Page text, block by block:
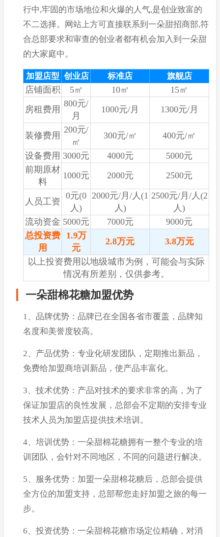
行中,牢固的市场地位和火爆的人气,是创业致富的
不二选择。网站上方可直接联系到一朵甜招商部,符
合总部要求和审查的创业者都有机会加入到一朵甜
的大家庭中。
加盟店型 创业店 标准店 旗舰店
店铺面积 5㎡ 10㎡
15㎡
房租费用
800元/
月
1000元/月 1300元/月
装修费用
200元/
㎡
300元/㎡ 400元/㎡
设备费用 3000元 4000元
5000元
前期原材
料
1000元 2000元 2500元
人员工资
0元(0
人)
2000元/月/人(1
人)
2500元/月/人(2
人)
流动资金 5000元 7000元
9000元
总投资费
用
1.9万
元
2.8万元 3.8万元
以上投资费用以地级城市为例，可能会与实际
情况有所差别，仅供参考。
一朵甜棉花糖加盟优势
1、品牌优势：品牌已在全国各省市覆盖，品牌知
名度和美誉度较高。
2、产品优势：专业化研发团队，定期推出新品，
免费给加盟商培训新品，使产品丰富化。
3、技术优势：产品对技术的要求非常的高，为了
保证加盟店的良性发展，总部会不定期的安排专业
技术人员为加盟店提供技术培训。
4、培训优势：一朵甜棉花糖拥有一整个专业的培
训团队，会针对不同地区，不同的问题进行解决。
5、服务优势：加盟一朵甜棉花糖后，总部会提供
全方位的加盟支持，总部帮您走好加盟之旅的每一
步。
6、投资优势：一朵甜棉花糖市场定位精确，对消